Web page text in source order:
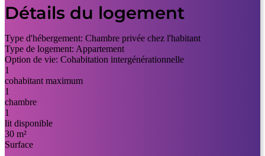
Détails du logement
Type d'hébergement: Chambre privée chez l'habitant
Type de logement: Appartement
Option de vie: Cohabitation intergénérationnelle
1
cohabitant maximum
1
chambre
1
lit disponible
30 m²
Surface